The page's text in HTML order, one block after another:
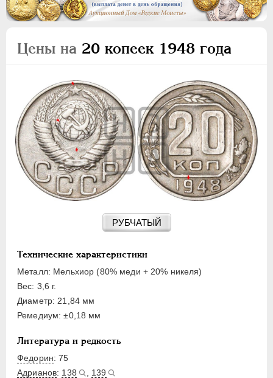
Цены на 20 копеек 1948 года
РУБЧАТЫЙ
Технические характеристики
Металл: Мельхиор (80% меди + 20% никеля)
Вес: 3,6 г.
Диаметр: 21,84 мм
Ремедиум: ±0,18 мм
Литература и редкость
Федорин: 75
Адрианов: 138 139
ПОЛКОПЕЙКИ
2 КОПЕЙКИ
5 КОПЕЕК
10 КОПЕЕК
15 КОПЕЕК
20 КОПЕЕК
50 КОПЕЕК
ПОЛТИННИК
1 РУБЛЬ
10 РУБЛЕЙ
ЧЕРВОНЕЦ